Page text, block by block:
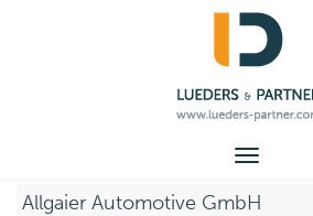
Toggle
Allgaier Automotive GmbH